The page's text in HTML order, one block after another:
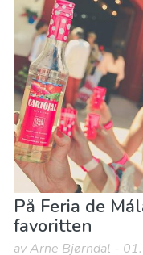
På Feria de
favoritten
av Arne Bjørndal -